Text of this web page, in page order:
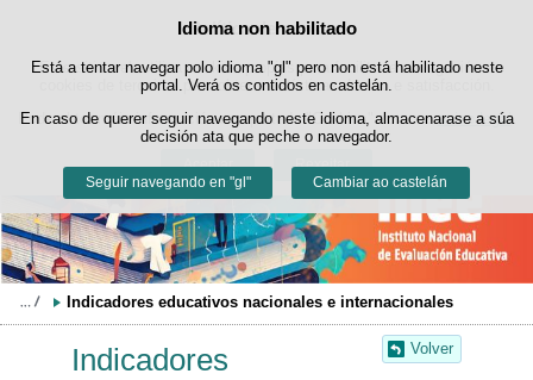
Política de cookies
Este sitio web utiliza cookies propias para facilitar a navegación e
cookies de terceiros para obter estatísticas de uso e satisfacción.
Pode obter máis información no apartado "Cookies" do nosoaviso legal.
Aceptar Rexeitar
Idioma non habilitado
Está a tentar navegar polo idioma "gl" pero non está habilitado neste
portal. Verá os contidos en castelán.
En caso de querer seguir navegando neste idioma, almacenarase a súa
decisión ata que peche o navegador.
Seguir navegando en "gl" Cambiar ao castelán
Saltar ao contido
Indicadores educativos nacionales e internacionales
Volver
Indicadores